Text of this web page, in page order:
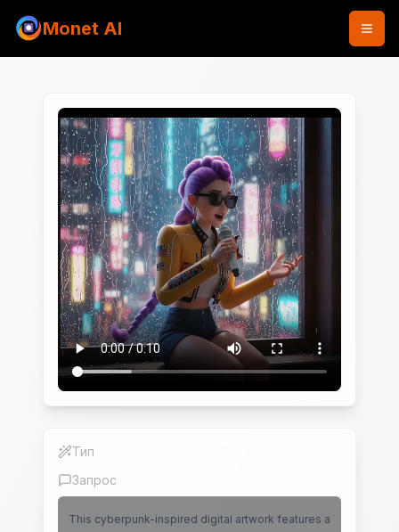
Monet AI
Тип
Запрос
This cyberpunk-inspired digital artwork features a